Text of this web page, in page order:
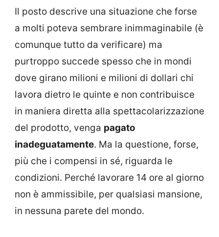
Il posto descrive una situazione che forse
a molti poteva sembrare inimmaginabile (è
comunque tutto da verificare) ma
purtroppo succede spesso che in mondi
dove girano milioni e milioni di dollari chi
lavora dietro le quinte e non contribuisce
in maniera diretta alla spettacolarizzazione
del prodotto, venga pagato
inadeguatamente. Ma la questione, forse,
più che i compensi in sé, riguarda le
condizioni. Perché lavorare 14 ore al giorno
non è ammissibile, per qualsiasi mansione,
in nessuna parete del mondo.